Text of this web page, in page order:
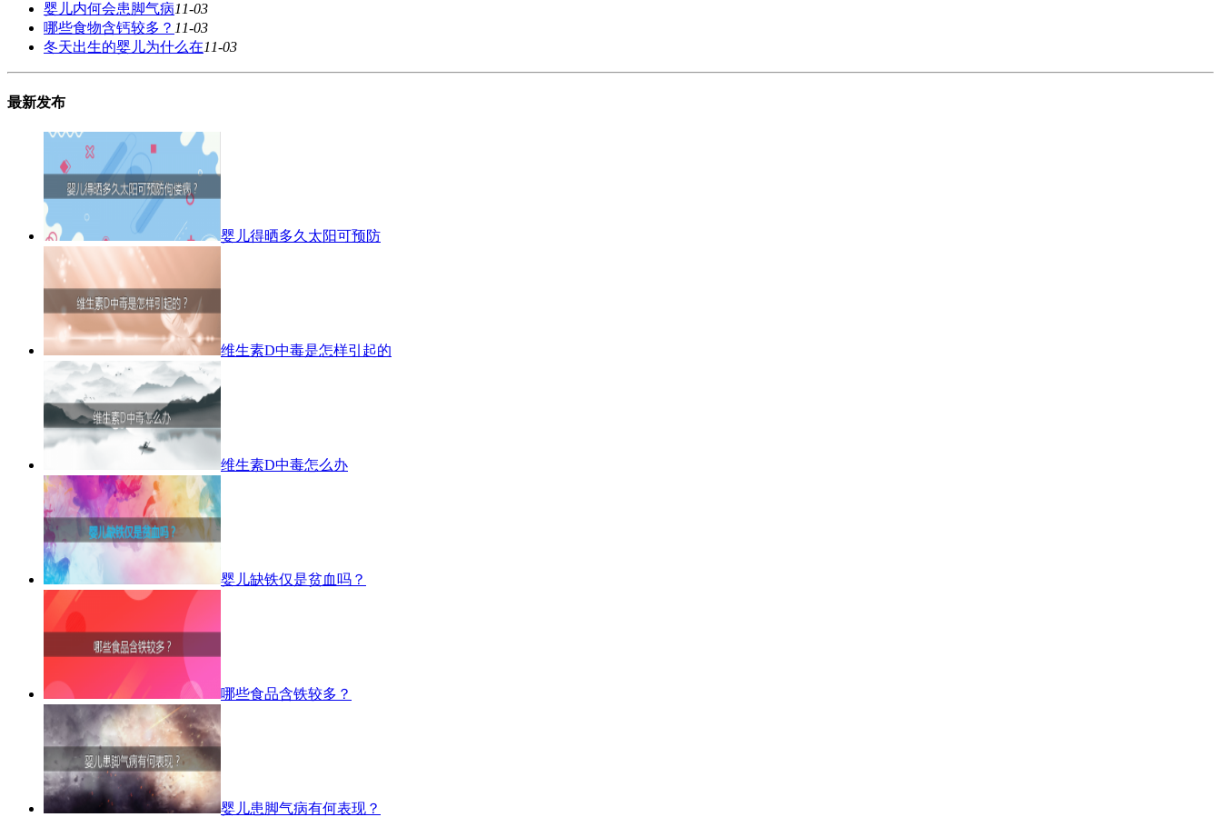
婴儿内何会患脚气病11-03
哪些食物含钙较多？ 11-03
冬天出生的婴儿为什么在11-03
最新发布
婴儿得晒多久太阳可预防
维生素D中毒是怎样引起的
维生素D中毒怎么办
婴儿缺铁仅是贫血吗？
哪些食品含铁较多？
婴儿患脚气病有何表现？